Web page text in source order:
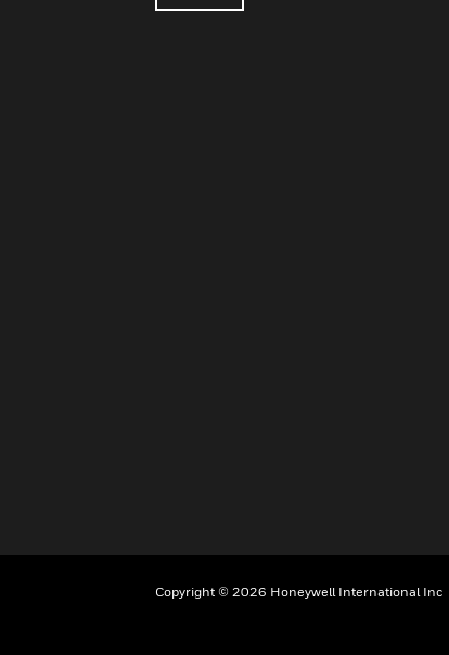
Copyright © 2026 Honeywell International Inc